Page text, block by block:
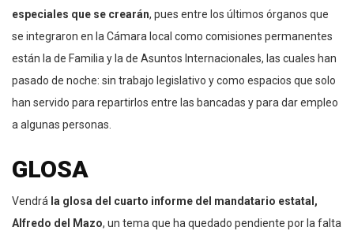
especiales que se crearán, pues entre los últimos órganos que
se integraron en la Cámara local como comisiones permanentes
están la de Familia y la de Asuntos Internacionales, las cuales han
pasado de noche: sin trabajo legislativo y como espacios que solo
han servido para repartirlos entre las bancadas y para dar empleo
a algunas personas.
GLOSA
Vendrá la glosa del cuarto informe del mandatario estatal,
Alfredo del Mazo, un tema que ha quedado pendiente por la falta